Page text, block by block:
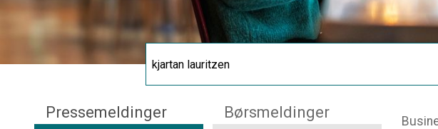
Pressemeldinger Børsmeldinger